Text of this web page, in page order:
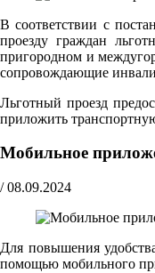
В соответствии с
проезду граждан
пригородном и
сопровождающие
Льготный проезд
приложить
Мобильное
/ 08.09.2024
Для повышения
помощью мобильного